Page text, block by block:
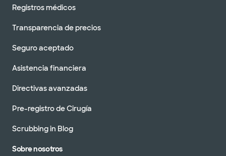
Registros médicos
Transparencia de precios
Seguro aceptado
Asistencia financiera
Directivas avanzadas
Pre-registro de Cirugía
Scrubbing in Blog
Sobre nosotros